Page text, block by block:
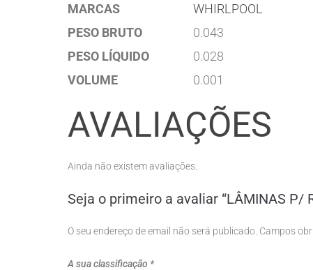
MARCAS
WHIRLPOOL
PESO BRUTO
0.043
PESO LÍQUIDO
0.028
VOLUME
0.001
AVALIAÇÕES
Ainda não existem avaliações.
Seja o primeiro a avaliar “LÂMINAS P/
O seu endereço de email não será publicado. Campos
A sua classificação *